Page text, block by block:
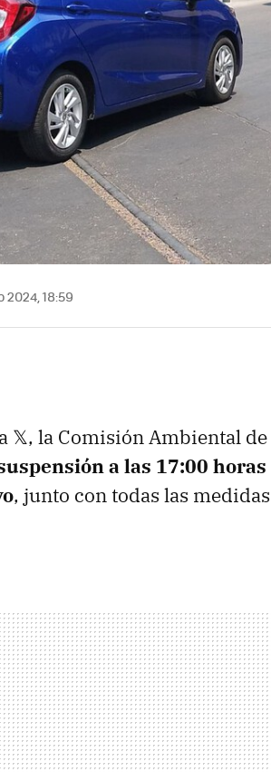
18:59
𝕏, la Comisión Ambiental
a las 17:00
, junto con todas las